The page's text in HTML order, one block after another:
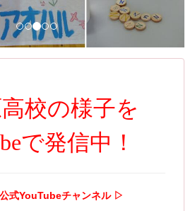
校の様子を
で発信中！
式YouTubeチャンネル ▷